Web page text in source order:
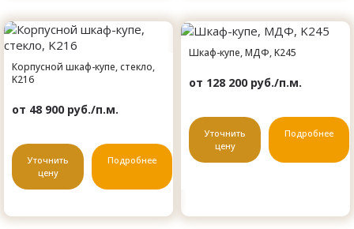
Корпусной шкаф-купе, стекло,
K216
от 48 900 руб./п.м.
Уточнить
цену
Подробнее
Шкаф-купе, МДФ, K245
от 128 200 руб./п.м.
Уточнить
цену
Подробнее